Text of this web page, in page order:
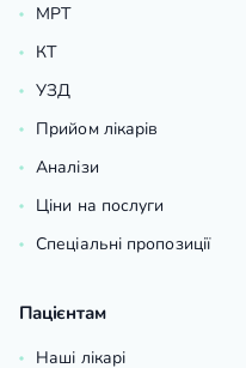
МРТ
КТ
УЗД
Прийом лікарів
Аналізи
Ціни на послуги
Спеціальні пропозиції
Пацієнтам
Наші лікарі